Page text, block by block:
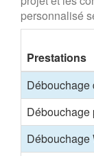
personnalisé
Prestations
Débouchage
Débouchage